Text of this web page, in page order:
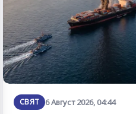
СВЯТ 6 Август 2026, 04:44